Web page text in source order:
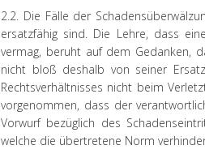
2.2. Die Fälle der
ersatzfähig sind. Die Lehre, dass
vermag, beruht auf dem Gedanken,
nicht bloß deshalb von seiner
Rechtsverhältnisses nicht beim
vorgenommen, dass der
Vorwurf bezüglich des
welche die übertretene Norm